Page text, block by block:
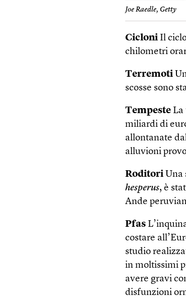
Joe Raedle, Getty
Cicloni Il
chilometri
Terremoti
scosse sono
Tempeste La
miliardi di
allontanate
alluvioni
Roditori Una
hesperus, è
Ande
Pfas
costare
studio
in moltissimi
avere gravi
disfunzioni